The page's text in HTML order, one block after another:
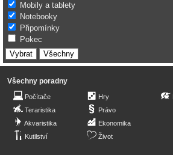
Mobily a tablety
Notebooky
Připomínky
Pokec
Všechny poradny
Počítače
Teraristika
Akvaristika
Kutilství
Hry
Právo
Ekonomika
Život